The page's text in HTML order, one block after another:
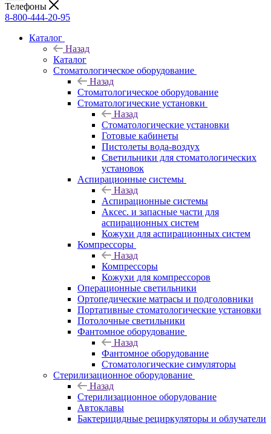
Телефоны
8-800-444-20-95
Каталог
Назад
Каталог
Стоматологическое оборудование
Назад
Стоматологическое оборудование
Стоматологические установки
Назад
Стоматологические установки
Готовые кабинеты
Пистолеты вода-воздух
Светильники для стоматологических
установок
Аспирационные системы
Назад
Аспирационные системы
Аксес. и запасные части для
аспирационных систем
Кожухи для аспирационных систем
Компрессоры
Назад
Компрессоры
Кожухи для компрессоров
Операционные светильники
Ортопедические матрасы и подголовники
Портативные стоматологические установки
Потолочные светильники
Фантомное оборудование
Назад
Фантомное оборудование
Стоматологические симуляторы
Стерилизационное оборудование
Назад
Стерилизационное оборудование
Автоклавы
Бактерицидные рециркуляторы и облучатели